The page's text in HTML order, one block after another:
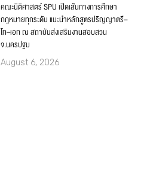
คณะนิติศาสตร์ SPU เปิดเส้นทางการศึกษา
กฎหมายทุกระดับ แนะนำหลักสูตรปริญญาตรี–
โท–เอก ณ สถาบันส่งเสริมงานสอบสวน
จ.นครปฐม
August 6, 2026